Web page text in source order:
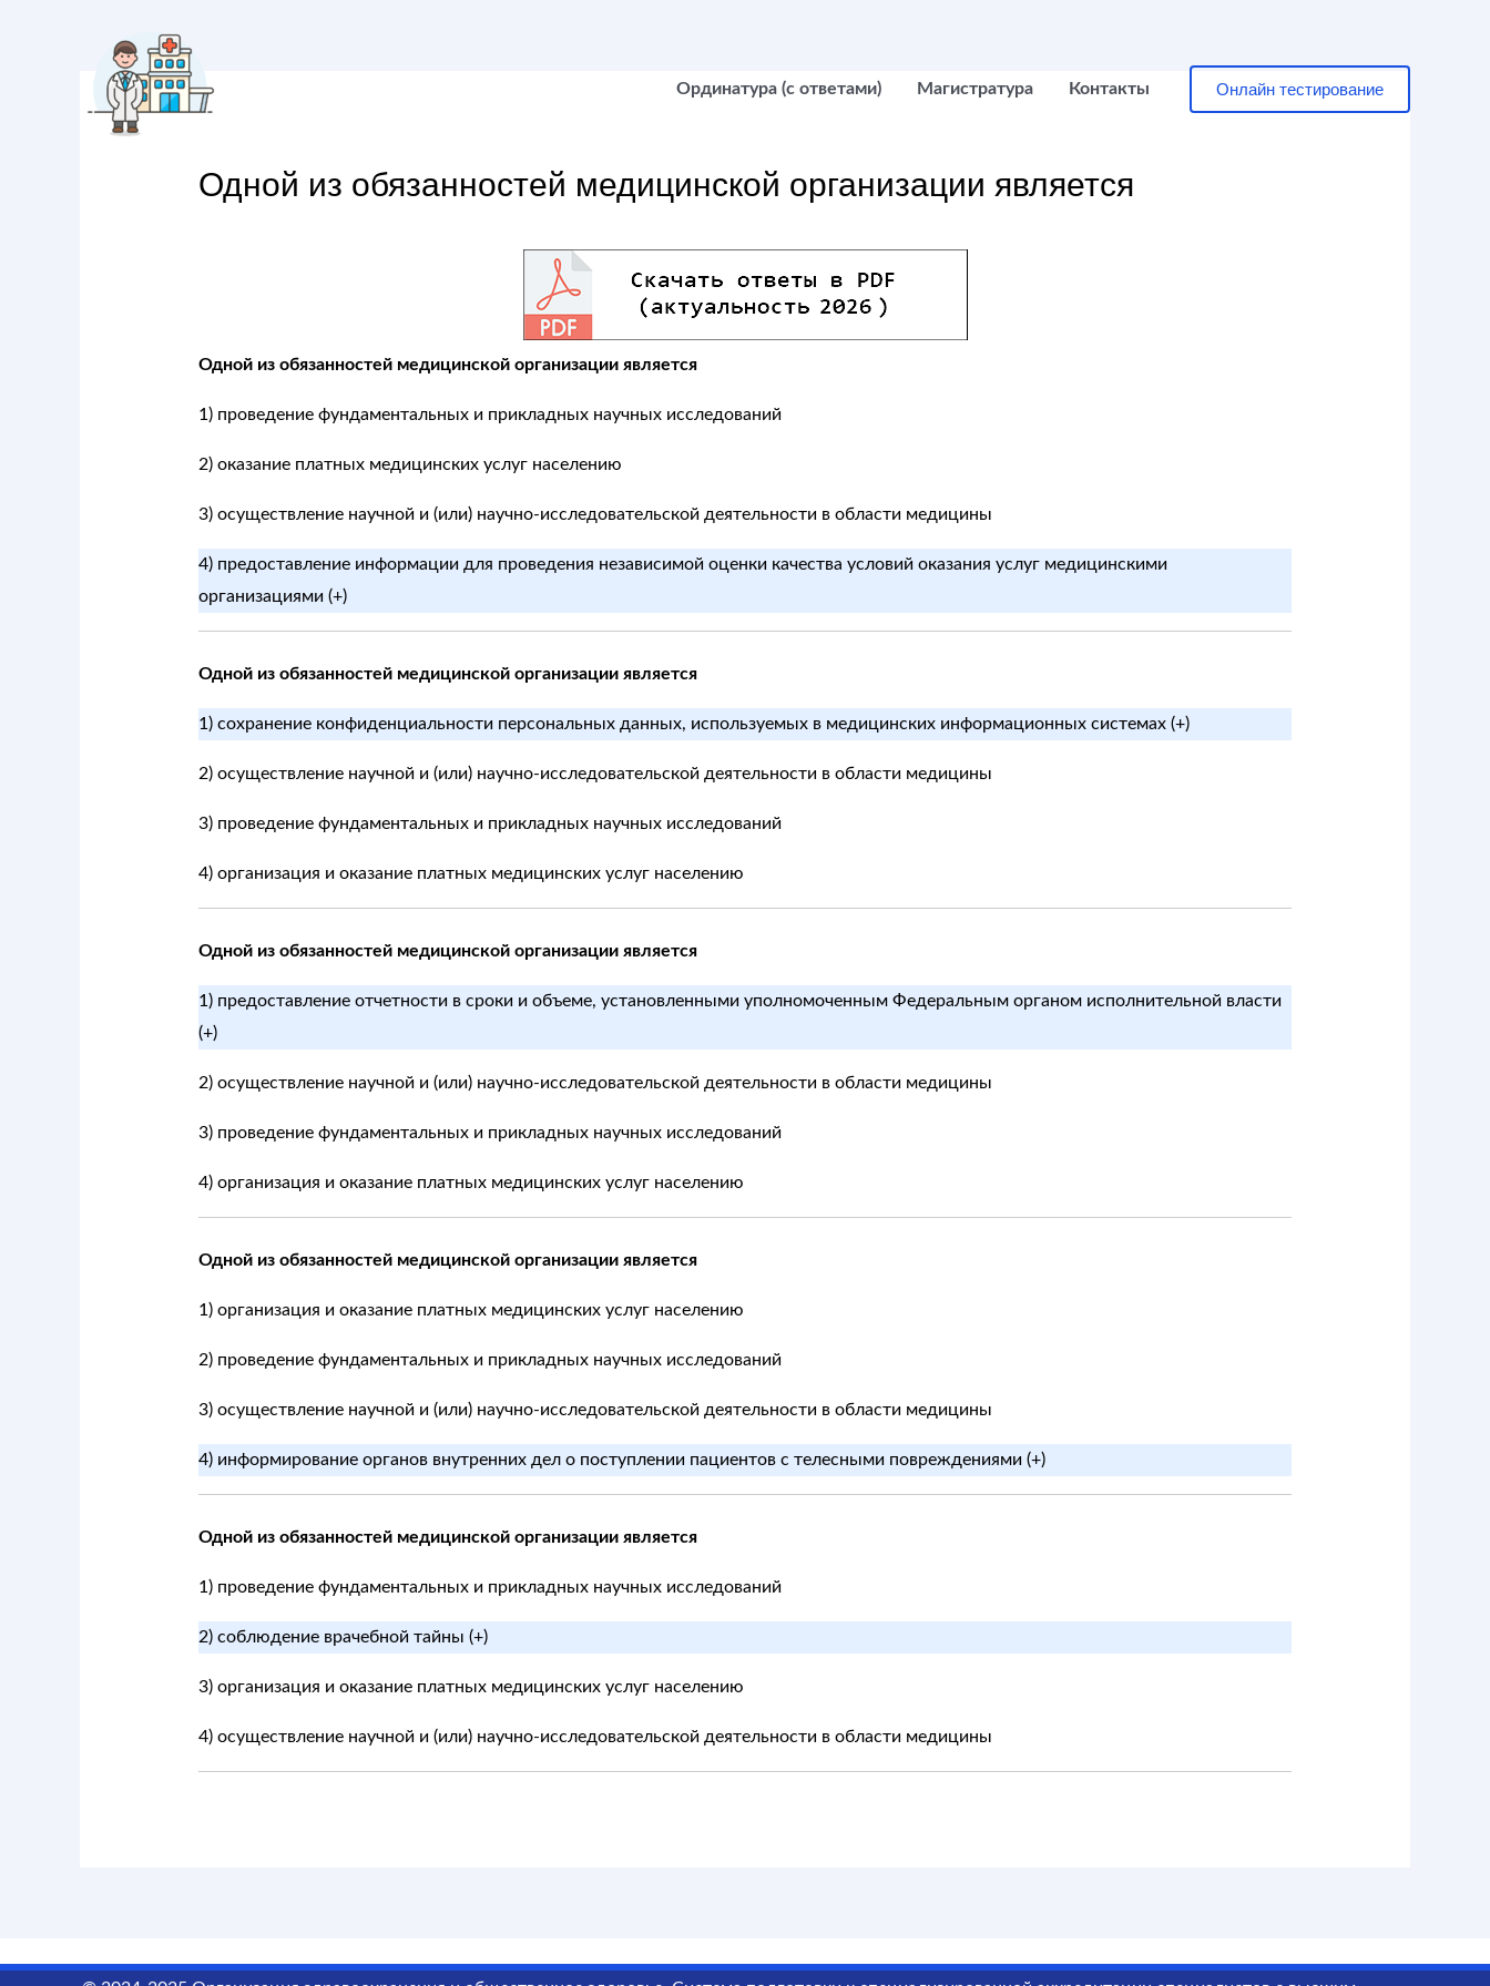
Ординатура (с ответами) Магистратура Контакты Онлайн тестирование
Одной из обязанностей медицинской организации является
Одной из обязанностей медицинской организации является
1) проведение фундаментальных и прикладных научных исследований
2) оказание платных медицинских услуг населению
3) осуществление научной и (или) научно-исследовательской деятельности в области медицины
4) предоставление информации для проведения независимой оценки качества условий оказания услуг медицинскими
организациями (+)
Одной из обязанностей медицинской организации является
1) сохранение конфиденциальности персональных данных, используемых в медицинских информационных системах (+)
2) осуществление научной и (или) научно-исследовательской деятельности в области медицины
3) проведение фундаментальных и прикладных научных исследований
4) организация и оказание платных медицинских услуг населению
Одной из обязанностей медицинской организации является
1) предоставление отчетности в сроки и объеме, установленными уполномоченным Федеральным органом исполнительной власти
(+)
2) осуществление научной и (или) научно-исследовательской деятельности в области медицины
3) проведение фундаментальных и прикладных научных исследований
4) организация и оказание платных медицинских услуг населению
Одной из обязанностей медицинской организации является
1) организация и оказание платных медицинских услуг населению
2) проведение фундаментальных и прикладных научных исследований
3) осуществление научной и (или) научно-исследовательской деятельности в области медицины
4) информирование органов внутренних дел о поступлении пациентов с телесными повреждениями (+)
Одной из обязанностей медицинской организации является
1) проведение фундаментальных и прикладных научных исследований
2) соблюдение врачебной тайны (+)
3) организация и оказание платных медицинских услуг населению
4) осуществление научной и (или) научно-исследовательской деятельности в области медицины